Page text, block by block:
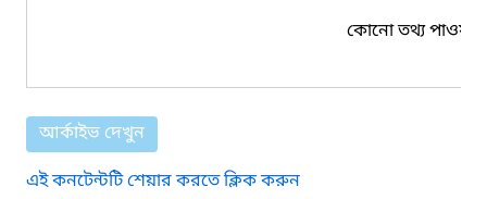
কোনো তথ্য পাওয়া
আর্কাইভ দেখুন
এই কনটেন্টটি শেয়ার করতে ক্লিক করুন